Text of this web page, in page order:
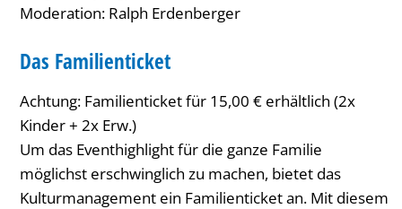
Moderation: Ralph Erdenberger
Das Familienticket
Achtung: Familienticket für 15,00 € erhältlich (2x
Kinder + 2x Erw.)
Um das Eventhighlight für die ganze Familie
möglichst erschwinglich zu machen, bietet das
Kulturmanagement ein Familienticket an. Mit diesem